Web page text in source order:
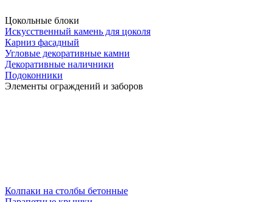
Цокольные блоки
Искусственный камень для цоколя
Карниз фасадный
Угловые декоративные камни
Декоративные наличники
Подоконники
Элементы ограждений и заборов
Колпаки на столбы бетонные